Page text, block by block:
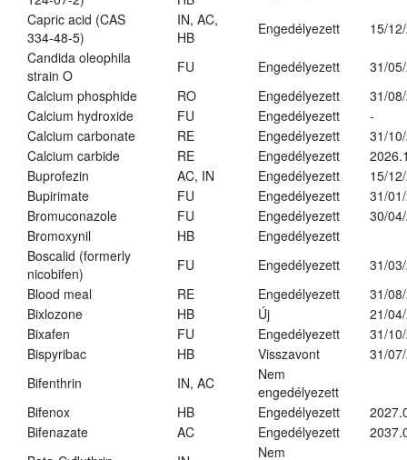
Capric acid (CAS
334-48-5)
IN, AC,
HB
Engedélyezett
15/
Candida oleophila
strain O
FU Engedélyezett
31/
Calcium phosphide
RO Engedélyezett
31/
Calcium hydroxide
FU Engedélyezett
-
Calcium carbonate
RE Engedélyezett
31/
Calcium carbide
RE Engedélyezett
Buprofezin
AC, IN Engedélyezett
15/
Bupirimate
FU Engedélyezett
31/
Bromuconazole
FU Engedélyezett
30/
Bromoxynil
HB
Engedélyezett
Boscalid (formerly
nicobifen)
FU Engedélyezett
31/
Blood meal
RE Engedélyezett
31/
Bixlozone
HB Új
21/
Bixafen
FU Engedélyezett
31/
Bispyribac
HB Visszavont
31/
Bifenthrin
IN, AC
Nem
engedélyezett
Bifenox
HB Engedélyezett
Bifenazate
AC Engedélyezett
Nem